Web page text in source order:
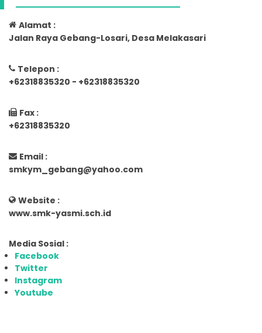
Alamat :
Jalan Raya Gebang-Losari, Desa Melakasari
Telepon :
+62318835320 - +62318835320
Fax :
+62318835320
Email :
smkym_gebang@yahoo.com
Website :
www.smk-yasmi.sch.id
Media Sosial :
Facebook
Twitter
Instagram
Youtube